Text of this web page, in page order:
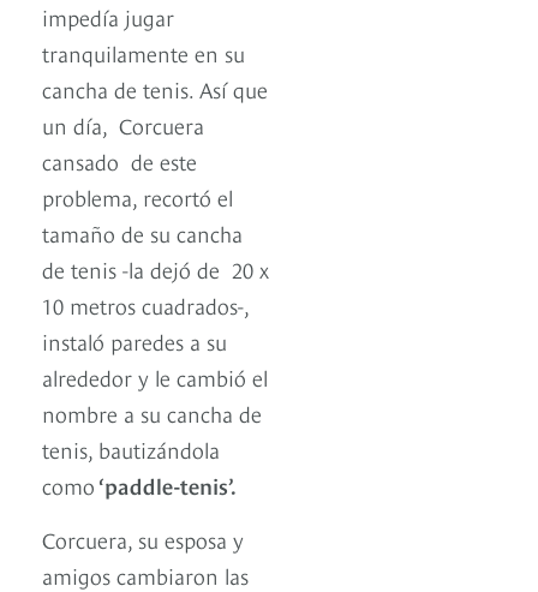
impedía jugar
tranquilamente en su
cancha de tenis. Así que
un día, Corcuera
cansado de este
problema, recortó el
tamaño de su cancha
de tenis -la dejó de 20 x
10 metros cuadrados-,
instaló paredes a su
alrededor y le cambió el
nombre a su cancha de
tenis, bautizándola
como ‘paddle-tenis’.
Corcuera, su esposa y
amigos cambiaron las